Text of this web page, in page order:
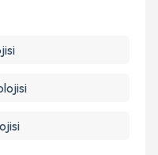
verilerimin belirtilen